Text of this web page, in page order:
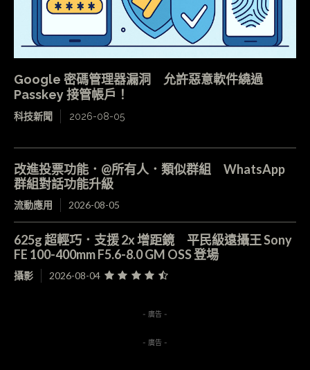
Google 密碼管理器漏洞 允許惡意軟件繞過
Passkey 接管帳戶！
科技新聞 2026-08-05
改進投票功能．@所有人．類似群組 WhatsApp
群組對話功能升級
流動應用 2026-08-05
625g 超輕巧．支援 2x 增距鏡 平民級遠攝王 Sony
FE 100-400mm F5.6-8.0 GM OSS 登場
攝影 2026-08-04
- 廣告 -
- 廣告 -